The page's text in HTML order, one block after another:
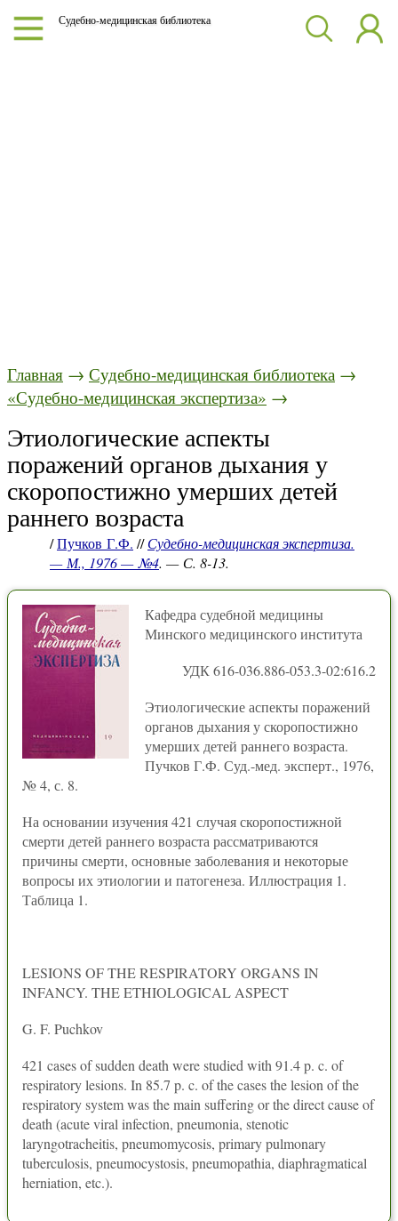
Судебно-медицинская библиотека
Главная → Судебно-медицинская библиотека →
«Судебно-медицинская экспертиза» →
Этиологические аспекты
поражений органов дыхания у
скоропостижно умерших детей
раннего возраста
/Пучков Г.Ф. //Судебно-медицинская экспертиза.
— М., 1976 — №4. — С. 8-13.
Кафедра судебной медицины
Минского медицинского института
УДК 616-036.886-053.3-02:616.2
Этиологические аспекты поражений
органов дыхания у скоропостижно
умерших детей раннего возраста.
Пучков Г.Ф. Суд.-мед. эксперт., 1976,
№ 4, с. 8.
На основании изучения 421 случая скоропостижной
смерти детей раннего возраста рассматриваются
причины смерти, основные заболевания и некоторые
вопросы их этиологии и патогенеза. Иллюстрация 1.
Таблица 1.
LESIONS OF THE RESPIRATORY ORGANS IN
INFANCY. THE ETHIOLOGICAL ASPECT
G. F. Puchkov
421 cases of sudden death were studied with 91.4 p. c. of
respiratory lesions. In 85.7 p. c. of the cases the lesion of the
respiratory system was the main suffering or the direct cause of
death (acute viral infection, pneumonia, stenotic
laryngotracheitis, pneumomycosis, primary pulmonary
tuberculosis, pneumocystosis, pneumopathia, diaphragmatical
herniation, etc.).